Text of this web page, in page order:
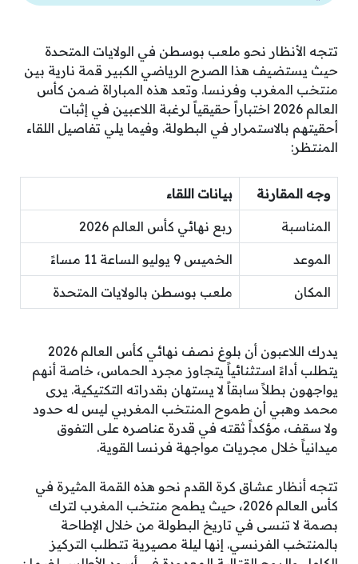
تتجه الأنظار نحو ملعب بوسطن في الولايات المتحدة
حيث يستضيف هذا الصرح الرياضي الكبير قمة نارية بين
منتخب المغرب وفرنسا. وتعد هذه المباراة ضمن كأس
العالم 2026 اختباراً حقيقياً لرغبة اللاعبين في إثبات
أحقيتهم بالاستمرار في البطولة. وفيما يلي تفاصيل اللقاء
المنتظر:
وجه المقارنة بيانات اللقاء
المناسبة ربع نهائي كأس العالم 2026
الموعد الخميس 9 يوليو الساعة 11 مساءً
المكان ملعب بوسطن بالولايات المتحدة
يدرك اللاعبون أن بلوغ نصف نهائي كأس العالم 2026
يتطلب أداءً استثنائياً يتجاوز مجرد الحماس، خاصة أنهم
يواجهون بطلاً سابقاً لا يستهان بقدراته التكتيكية. يرى
محمد وهبي أن طموح المنتخب المغربي ليس له حدود
ولا سقف، مؤكداً ثقته في قدرة عناصره على التفوق
ميدانياً خلال مجريات مواجهة فرنسا القوية.
تتجه أنظار عشاق كرة القدم نحو هذه القمة المثيرة في
كأس العالم 2026، حيث يطمح منتخب المغرب لترك
بصمة لا تنسى في تاريخ البطولة من خلال الإطاحة
بالمنتخب الفرنسي. إنها ليلة مصيرية تتطلب التركيز